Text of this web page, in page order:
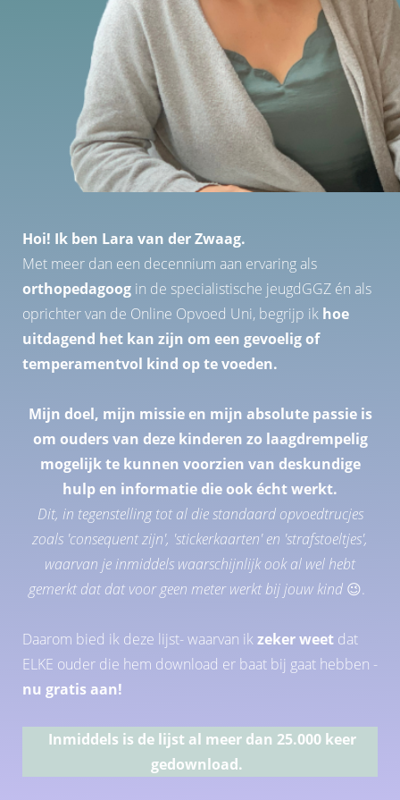
Hoi! Ik ben Lara van der Zwaag.
Met meer dan een decennium aan ervaring als
orthopedagoog in de specialistische jeugdGGZ én als
oprichter van de Online Opvoed Uni, begrijp ik hoe
uitdagend het kan zijn om een gevoelig of
temperamentvol kind op te voeden.
Mijn doel, mijn missie en mijn absolute passie is
om ouders van deze kinderen zo laagdrempelig
mogelijk te kunnen voorzien van deskundige
hulp en informatie die ook écht werkt.
Dit, in tegenstelling tot al die standaard opvoedtrucjes
zoals 'consequent zijn', 'stickerkaarten' en 'strafstoeltjes',
waarvan je inmiddels waarschijnlijk ook al wel hebt
gemerkt dat dat voor geen meter werkt bij jouw kind 😉.
Daarom bied ik deze lijst- waarvan ikzeker weet dat
ELKE ouder die hem download er baat bij gaat hebben -
nu gratis aan!
Inmiddels is de lijst al meer dan 25.000 keer
gedownload.